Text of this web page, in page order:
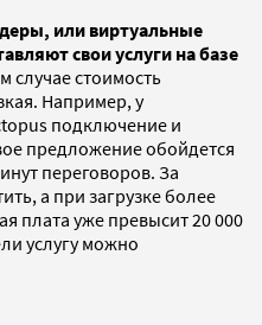
или виртуальные
свои услуги на базе
случае стоимость
Например, у
подключение и
предложение обойдется
переговоров. За
а при загрузке более
плата уже превысит 20 000
услугу можно